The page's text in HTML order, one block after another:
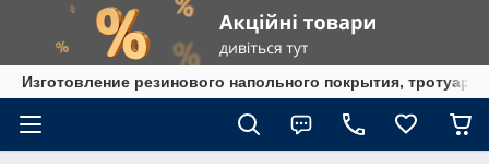
Изготовление резинового напольного покрытия,